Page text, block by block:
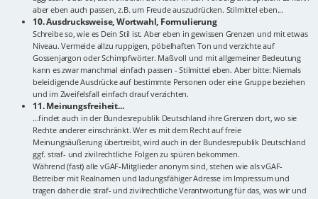
aber eben auch passen, z.B. um Freude auszudrücken. Stilmittel eben...
10. Ausdrucksweise, Wortwahl, Formulierung
Schreibe so, wie es Dein Stil ist. Aber eben in gewissen Grenzen und mit etwas
Niveau. Vermeide allzu ruppigen, pöbelhaften Ton und verzichte auf
Gossenjargon oder Schimpfwörter. Maßvoll und mit allgemeiner Bedeutung
kann es zwar manchmal einfach passen - Stilmittel eben. Aber bitte: Niemals
beleidigende Ausdrücke auf bestimmte Personen oder eine Gruppe beziehen
und im Zweifelsfall einfach drauf verzichten.
11. Meinungsfreiheit...
...findet auch in der Bundesrepublik Deutschland ihre Grenzen dort, wo sie
Rechte anderer einschränkt. Wer es mit dem Recht auf freie
Meinungsäußerung übertreibt, wird auch in der Bundesrepublik Deutschland
ggf. straf- und zivilrechtliche Folgen zu spüren bekommen.
Während (fast) alle vGAF-Mitglieder anonym sind, stehen wie als vGAF-
Betreiber mit Realnamen und ladungsfähiger Adresse im Impressum und
tragen daher die straf- und zivilrechtliche Verantwortung für das, was wir und